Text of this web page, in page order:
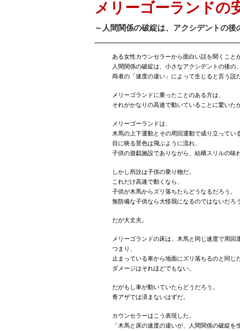
メリーゴーランドの
～人間関係の破綻は、アクシデントの
ある女性カウンセラーから面白い話を聞くこと
人間関係の破綻は、小さなアクシデントの後の、
両者の「速度の違い」によって生じると言う説だ
メリーゴランドに乗ったことのある方は、
それがかなりの高速で動いていることに驚いた
メリーゴーランドは、
木馬の上下運動とその周回運動で成り立っている
目に映る景色は飛ぶように流れ、
子供の遊戯施設でありながら、結構スリルの味
しかし所詮は子供の乗り物だ。
これだけ高速で動くなら、
子供が木馬からズリ落ちたらどうなるだろう。
無防備な子供なら大怪我になるのではないだろう
だが大丈夫。
メリーゴランドの床は、木馬と同じ速度で周回
つまり、
止まっている車から地面にズリ落ちるのと同じだ
ダメージはそれほどでもない。
だがもし車が動いていたらどうだろう。
青アザでは済まないはずだ。
カウンセラーはこう表現した。
「木馬と床の速度の違いが、人間関係の破綻を